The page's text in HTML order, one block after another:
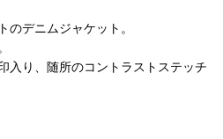
のデニムジャケット。
入り、随所のコントラストステッチ